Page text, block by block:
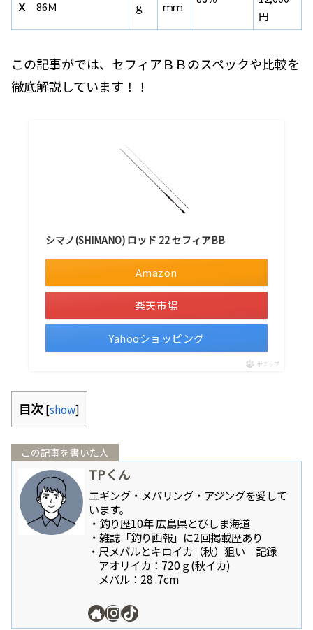
Ｘ86Ｍ
ｇ
ｍｍ
円
この記事がでは、セフィアＢＢのスペックや比較を
徹底解説しています！！
シマノ(SHIMANO) ロッド 22 セフィアBB
Amazon
楽天市場
Yahooショッピング
ポチップ
目次 [show]
この記事を書いた人
TPくん
エギング・メバリング・アジングを愛して
います。
・釣り歴10年 広島県とびしま海道
・雑誌「釣り画報」に2回掲載歴あり
・尺メバルとキロイカ（秋）狙い 記録
アオリイカ：720ｇ(秋イカ)
メバル：28 .7cm